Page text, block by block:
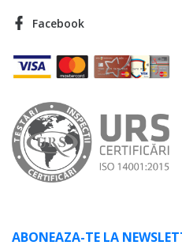
Facebook
ABONEAZA-TE LA